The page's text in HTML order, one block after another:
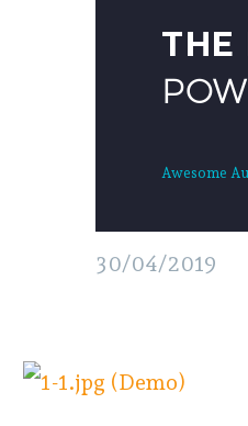
THE
Awesome
30/04/2019